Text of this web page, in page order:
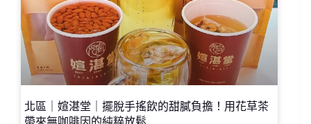
北區｜媗湛堂｜擺脫手搖飲的甜膩負擔！用花草茶
帶來無咖啡因的純粹放鬆